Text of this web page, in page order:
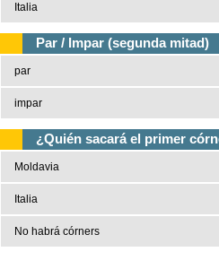
Italia
Par / Impar (segunda mitad)
par
impar
¿Quién sacará el primer
Moldavia
Italia
No habrá córners